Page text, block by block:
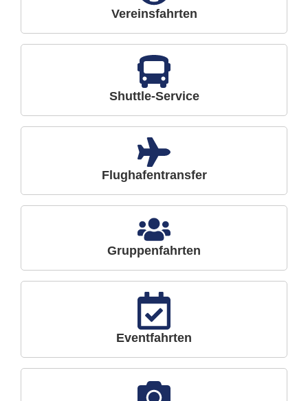
Vereinsfahrten
Shuttle-Service
Flughafentransfer
Gruppenfahrten
Eventfahrten